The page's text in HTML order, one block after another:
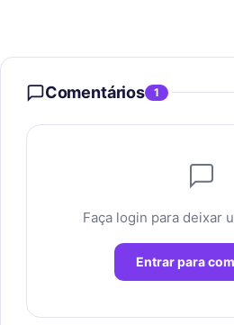
Comentários 1
Faça login para deixar
Entrar para